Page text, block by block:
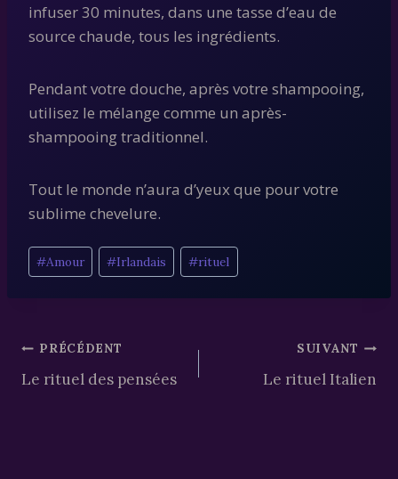
infuser 30 minutes, dans une tasse d’eau de
source chaude, tous les ingrédients.
Pendant votre douche, après votre shampooing,
utilisez le mélange comme un après-
shampooing traditionnel.
Tout le monde n’aura d’yeux que pour votre
sublime chevelure.
Étiquettes
de
#Amour #Irlandais #rituel
Navigation
de
PRÉCÉDENT
Le rituel des pensées
SUIVANT
Le rituel Italien